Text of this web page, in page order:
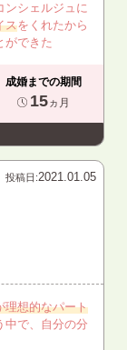
ンシェルジュに
スをくれたから
ができた
成婚までの期間
15ヵ月
投稿日:2021.01.05
理想的なパート
中で、自分の分